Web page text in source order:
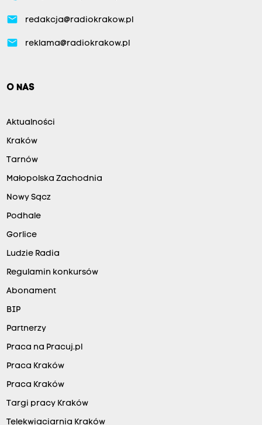
email redakcja@radiokrakow.pl
email reklama@radiokrakow.pl
O NAS
Aktualności
Kraków
Tarnów
Małopolska Zachodnia
Nowy Sącz
Podhale
Gorlice
Ludzie Radia
Regulamin konkursów
Abonament
BIP
Partnerzy
Praca na Pracuj.pl
Praca Kraków
Praca Kraków
Targi pracy Kraków
Telekwiaciarnia Kraków